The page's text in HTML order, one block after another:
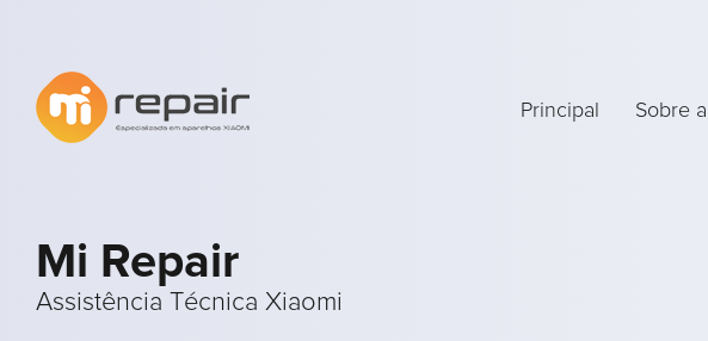
Principal Sobre
Mi Repair
Assistência Técnica Xiaomi